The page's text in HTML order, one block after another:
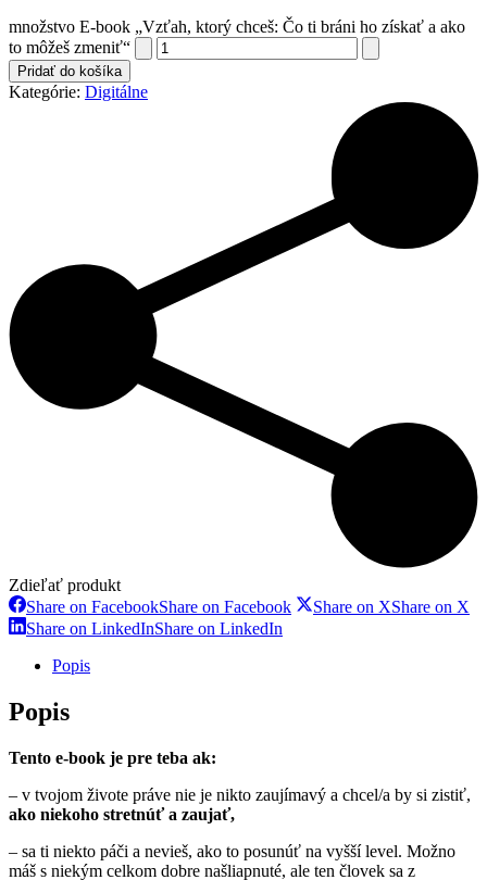
množstvo E-book „Vzťah, ktorý chceš: Čo ti bráni ho získať a ako
to môžeš zmeniť“
Pridať do košíka
Kategórie: Digitálne
Zdieľať produkt
Share on FacebookShare on Facebook Share on XShare on X
Share on LinkedInShare on LinkedIn
Popis
Popis
Tento e-book je pre teba ak:
– v tvojom živote práve nie je nikto zaujímavý a chcel/a by si zistiť,
ako niekoho stretnúť a zaujať,
– sa ti niekto páči a nevieš, ako to posunúť na vyšší level. Možno
máš s niekým celkom dobre našliapnuté, ale ten človek sa z